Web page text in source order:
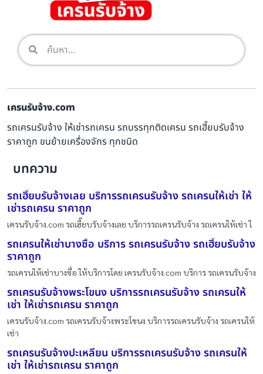
เครนรับจ้าง.com
รถเครนรับจ้าง ให้เช่ารถเครน รถบรรทุกติดเครน รถเฮี๊ยบรับจ้าง
ราคาถูก ขนย้ายเครื่องจักร ทุกชนิด
บทความ
รถเฮี๊ยบรับจ้างเลย บริการรถเครนรับจ้าง รถเครนให้เช่า ให้
เช่ารถเครน ราคาถูก
เครนรับจ้าง.com รถเฮี๊ยบรับจ้างเลย บริการรถเครนรับจ้าง รถเครนให้เช่า ใ
รถเครนให้เช่าบางซื่อ บริการ รถเครนรับจ้าง รถเฮี๊ยบรับจ้าง
ราคาถูก
รถเครนให้เช่าบางซื่อ ให้บริการโดย เครนรับจ้าง.com บริการ รถเครนรับจ้าง
รถเครนรับจ้างพระโขนง บริการรถเครนรับจ้าง รถเครนให้
เช่า ให้เช่ารถเครน ราคาถูก
เครนรับจ้าง.com รถเครนรับจ้างพระโขนง บริการรถเครนรับจ้าง รถเครนให้
เช่า
รถเครนรับจ้างปะเหลียน บริการรถเครนรับจ้าง รถเครนให้
เช่า ให้เช่ารถเครน ราคาถูก